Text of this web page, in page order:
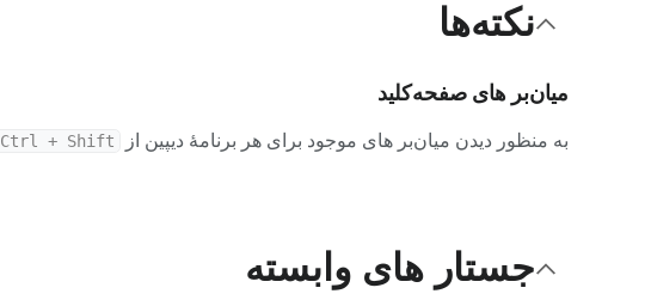
نکته‌ها
میان‌بر های صفحه‌کلید
به منظور دیدن میان‌بر های موجود برای هر برنامهٔ دیپین از Ctrl + Shift + ?
جستار های وابسته